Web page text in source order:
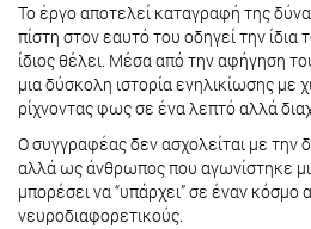
Το έργο αποτελεί καταγραφή της
πίστη στον εαυτό του οδηγεί την
ίδιος θέλει. Μέσα από την αφήγηση
μια δύσκολη ιστορία ενηλικίωσης με
ρίχνοντας φως σε ένα λεπτό αλλά
Ο συγγραφέας δεν ασχολείται με την
αλλά ως άνθρωπος που αγωνίστηκε
μπορέσει να “υπάρχει” σε έναν κόσμο
νευροδιαφορετικούς.